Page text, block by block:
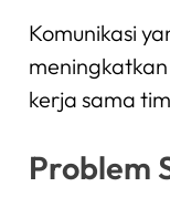
Komunikasi
kerja sama
Problem